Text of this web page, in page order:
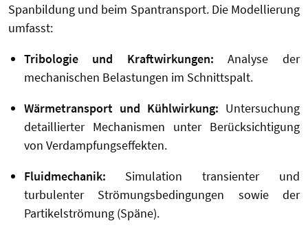
Spanbildung und beim Spantransport. Die Modellierung
umfasst:
Tribologie und Kraftwirkungen: Analyse der
mechanischen Belastungen im Schnittspalt.
Wärmetransport und Kühlwirkung: Untersuchung
detaillierter Mechanismen unter Berücksichtigung
von Verdampfungseffekten.
Fluidmechanik: Simulation transienter und
turbulenter Strömungsbedingungen sowie der
Partikelströmung (Späne).